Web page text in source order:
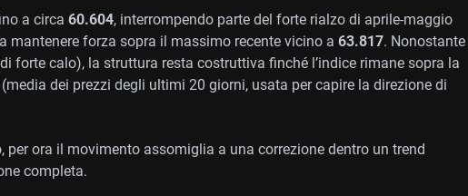
a circa 60.604, interrompendo parte del forte rialzo di aprile-maggio
mantenere forza sopra il massimo recente vicino a 63.817. Nonostante
forte calo), la struttura resta costruttiva finché l’indice rimane sopra la
dei prezzi degli ultimi 20 giorni, usata per capire la direzione di
per ora il movimento assomiglia a una correzione dentro un trend
completa.